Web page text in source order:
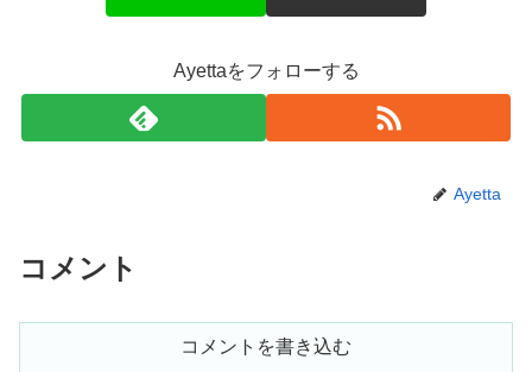
Ayettaをフォローする
Ayetta
コメント
コメントを書き込む